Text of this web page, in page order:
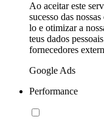
Ao aceitar este
sucesso das
lo e otimizar a
teus dados
fornecedores
Google Ads
Performance